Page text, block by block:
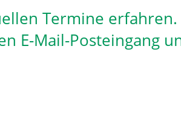
Termine erfahren.
E-Mail-Posteingang